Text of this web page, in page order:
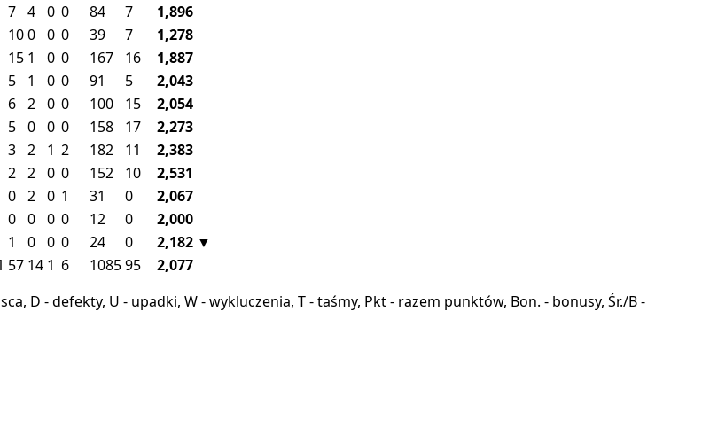
7 4 0 0 84 7
1,896
100 0 0 39 7
1,278
15 1 0 0 167 16
1,887
5 1 0 0 91 5
2,043
6 2 0 0 100 15
2,054
5 0 0 0 158 17
2,273
3 2 1 2 182 11
2,383
2 2 0 0 152 10
2,531
0 2 0 1 31 0
2,067
0 0 0 0 12 0
2,000
1 0 0 0 24 0 2,182 ▼
57 14 1 6 108595
2,077
D - defekty, U - upadki, W - wykluczenia, T - taśmy, Pkt - razem punktów, Bon. - bonusy, Śr./B -